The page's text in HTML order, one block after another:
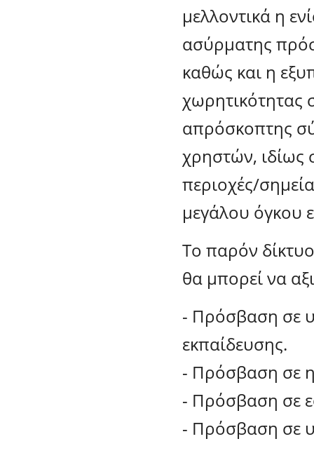
μελλοντικά η
ασύρματης
καθώς και η
χωρητικότητας
απρόσκοπτης
χρηστών, ιδίως
περιοχές/
μεγάλου όγκου
Το παρόν δίκτυο
θα μπορεί να
- Πρόσβαση σε
εκπαίδευσης.
- Πρόσβαση σε
- Πρόσβαση σε
- Πρόσβαση σε